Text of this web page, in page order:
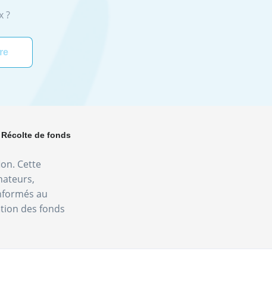
?
de fonds
Cette
au
des fonds